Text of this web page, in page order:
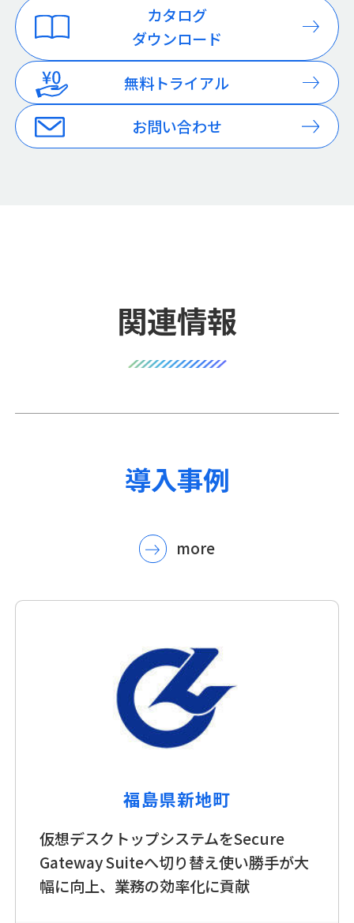
カタログ
ダウンロード
無料トライアル
お問い合わせ
関連情報
導入事例
more
福島県新地町
仮想デスクトップシステムをSecure
Gateway Suiteへ切り替え使い勝手が大
幅に向上、業務の効率化に貢献